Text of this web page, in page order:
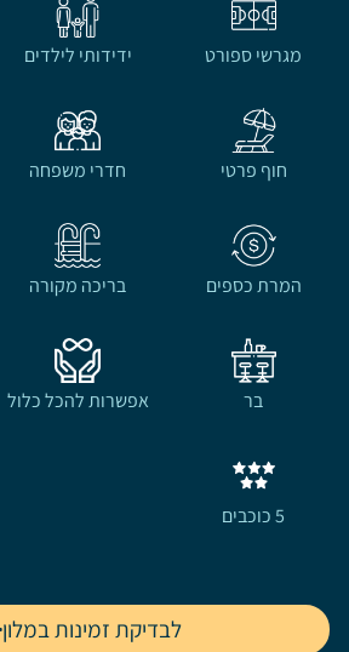
מגרשי ספורט ידידותי לילדים
חוף פרטי חדרי משפחה
המרת כספים בריכה מקורה
בר אפשרות להכל כלול
5 כוכבים
לבדיקת זמינות במלון